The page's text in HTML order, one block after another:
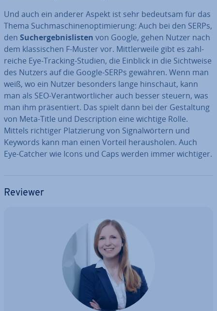
Und auch ein anderer Aspekt ist sehr bedeutsam für das
Thema Such­ma­schi­nen­op­ti­mie­rung: Auch bei den SERPs,
den Such­ergeb­nis­lis­ten von Google, gehen Nutzer nach
dem klas­si­schen F-Muster vor. Mitt­ler­wei­le gibt es zahl­
rei­che Eye-Tracking-Studien, die Einblick in die Sicht­wei­se
des Nutzers auf die Google-SERPs gewähren. Wenn man
weiß, wo ein Nutzer besonders lange hinschaut, kann
man als SEO-Ver­ant­wort­li­cher auch besser steuern, was
man ihm prä­sen­tiert. Das spielt dann bei der Ge­stal­tung
von Meta-Title und De­scrip­ti­on eine wichtige Rolle.
Mittels richtiger Plat­zie­rung von Si­gnal­wör­tern und
Keywords kann man einen Vorteil her­aus­ho­len. Auch
Eye-Catcher wie Icons und Caps werden immer wichtiger.
Reviewer